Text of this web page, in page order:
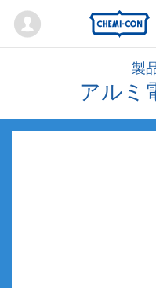
Mypage
製
アルミ